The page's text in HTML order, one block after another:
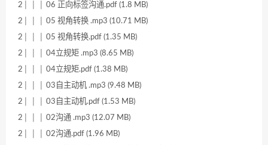
2│ │ │ 06 正向标签沟通.pdf (1.8 MB)
2│ │ │ 05 视角转换 .mp3 (10.71 MB)
2│ │ │ 05 视角转换.pdf (1.35 MB)
2│ │ │ 04立规矩 .mp3 (8.65 MB)
2│ │ │ 04立规矩.pdf (1.38 MB)
2│ │ │ 03自主动机 .mp3 (9.48 MB)
2│ │ │ 03自主动机.pdf (1.53 MB)
2│ │ │ 02沟通 .mp3 (12.07 MB)
2│ │ │ 02沟通.pdf (1.96 MB)